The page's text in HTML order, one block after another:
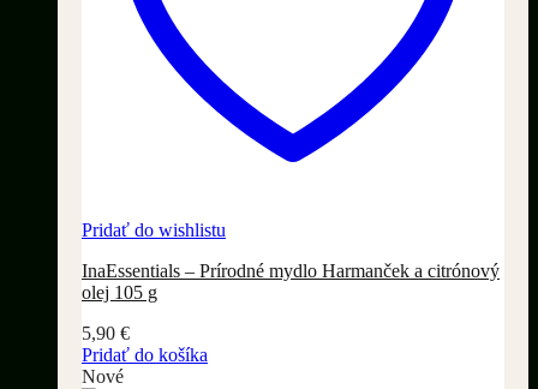
Pridať do wishlistu
InaEssentials – Prírodné mydlo Harmanček a citrónový
olej 105 g
5,90 €
Pridať do košíka
Nové